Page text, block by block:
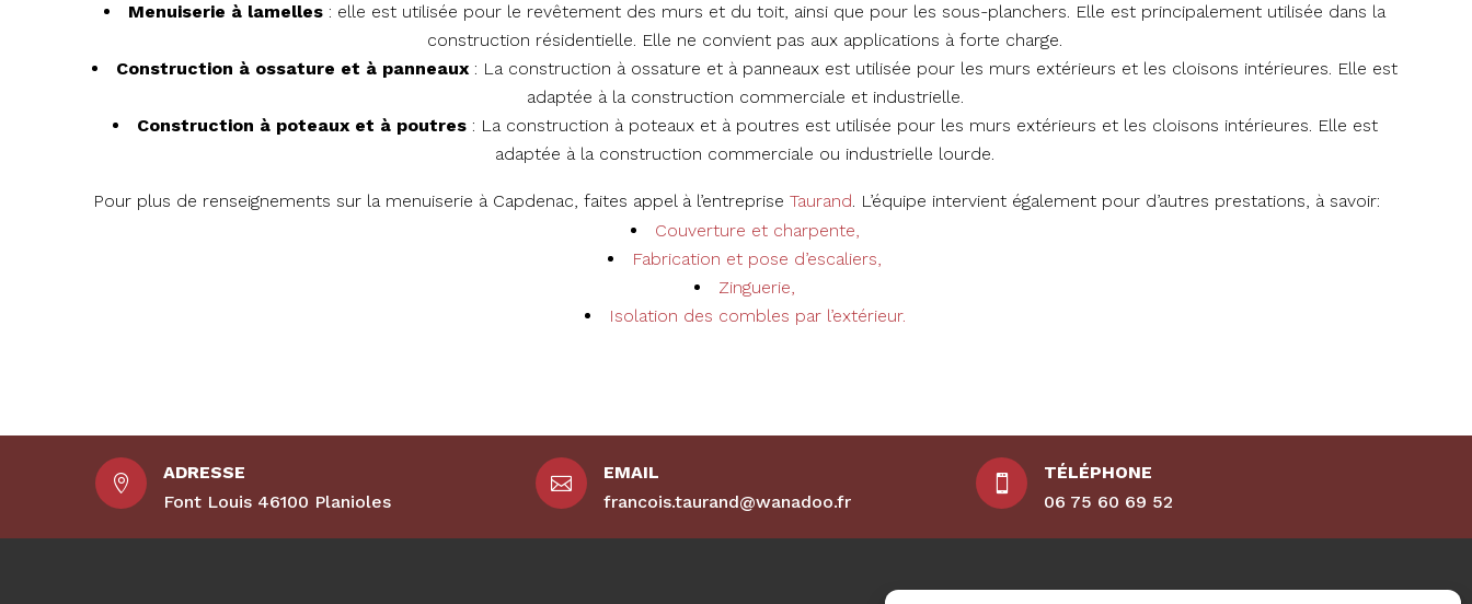
Menuiserie à lamelles : elle est utilisée pour le revêtement des murs et du toit, ainsi que pour les sous-planchers. Elle est principalement utilisée dans la
construction résidentielle. Elle ne convient pas aux applications à forte charge.
Construction à ossature et à panneaux : La construction à ossature et à panneaux est utilisée pour les murs extérieurs et les cloisons intérieures. Elle est
adaptée à la construction commerciale et industrielle.
Construction à poteaux et à poutres : La construction à poteaux et à poutres est utilisée pour les murs extérieurs et les cloisons intérieures. Elle est
adaptée à la construction commerciale ou industrielle lourde.
Pour plus de renseignements sur la menuiserie à Capdenac, faites appel à l’entreprise Taurand. L’équipe intervient également pour d’autres prestations, à savoir:
Couverture et charpente,
Fabrication et pose d’escaliers,
Zinguerie,
Isolation des combles par l’extérieur.

ADRESSE
Font Louis 46100 Planioles

EMAIL
francois.taurand@wanadoo.fr

TÉLÉPHONE
06 75 60 69 52